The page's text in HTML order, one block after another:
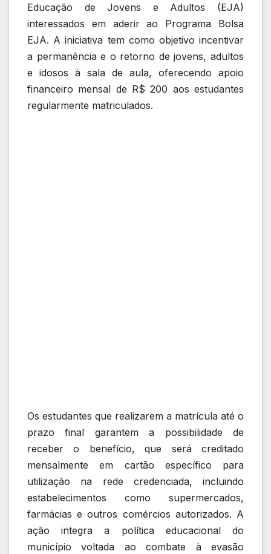
Educação de Jovens e Adultos (EJA)
interessados em aderir ao Programa Bolsa
EJA. A iniciativa tem como objetivo incentivar
a permanência e o retorno de jovens, adultos
e idosos à sala de aula, oferecendo apoio
financeiro mensal de R$ 200 aos estudantes
regularmente matriculados.
Os estudantes que realizarem a matrícula até o
prazo final garantem a possibilidade de
receber o benefício, que será creditado
mensalmente em cartão específico para
utilização na rede credenciada, incluindo
estabelecimentos como supermercados,
farmácias e outros comércios autorizados. A
ação integra a política educacional do
município voltada ao combate à evasão